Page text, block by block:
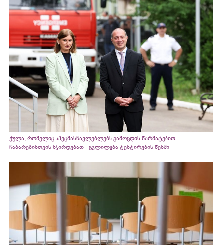
ქულა, რომელიც სპეცმასწავლებლებს გამოცდის წარმატებით
ჩაბარებისთვის სჭირდებათ - ცვლილება ტესტირების წესში